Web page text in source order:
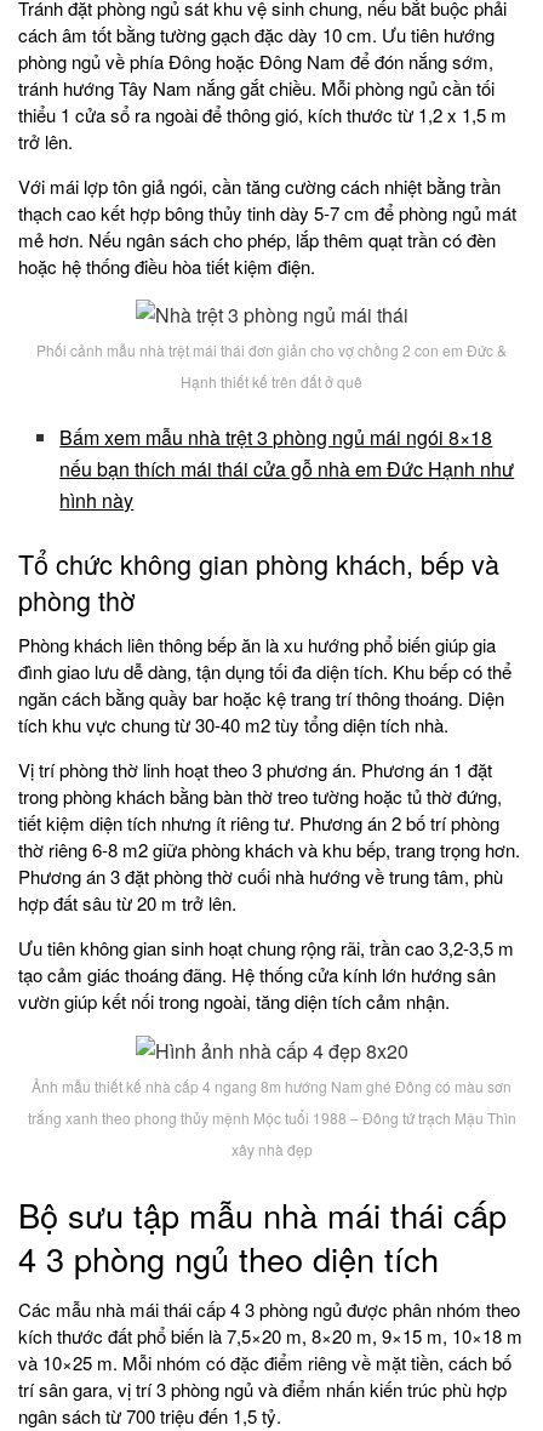
Tránh đặt phòng ngủ sát khu vệ sinh chung, nếu bắt buộc phải
cách âm tốt bằng tường gạch đặc dày 10 cm. Ưu tiên hướng
phòng ngủ về phía Đông hoặc Đông Nam để đón nắng sớm,
tránh hướng Tây Nam nắng gắt chiều. Mỗi phòng ngủ cần tối
thiểu 1 cửa sổ ra ngoài để thông gió, kích thước từ 1,2 x 1,5 m
trở lên.
Với mái lợp tôn giả ngói, cần tăng cường cách nhiệt bằng trần
thạch cao kết hợp bông thủy tinh dày 5-7 cm để phòng ngủ mát
mẻ hơn. Nếu ngân sách cho phép, lắp thêm quạt trần có đèn
hoặc hệ thống điều hòa tiết kiệm điện.
Phối cảnh mẫu nhà trệt mái thái đơn giản cho vợ chồng 2 con em Đức &
Hạnh thiết kế trên đất ở quê
Bấm xem mẫu nhà trệt 3 phòng ngủ mái ngói 8×18
nếu bạn thích mái thái cửa gỗ nhà em Đức Hạnh như
hình này
Tổ chức không gian phòng khách, bếp và
phòng thờ
Phòng khách liên thông bếp ăn là xu hướng phổ biến giúp gia
đình giao lưu dễ dàng, tận dụng tối đa diện tích. Khu bếp có thể
ngăn cách bằng quầy bar hoặc kệ trang trí thông thoáng. Diện
tích khu vực chung từ 30-40 m2 tùy tổng diện tích nhà.
Vị trí phòng thờ linh hoạt theo 3 phương án. Phương án 1 đặt
trong phòng khách bằng bàn thờ treo tường hoặc tủ thờ đứng,
tiết kiệm diện tích nhưng ít riêng tư. Phương án 2 bố trí phòng
thờ riêng 6-8 m2 giữa phòng khách và khu bếp, trang trọng hơn.
Phương án 3 đặt phòng thờ cuối nhà hướng về trung tâm, phù
hợp đất sâu từ 20 m trở lên.
Ưu tiên không gian sinh hoạt chung rộng rãi, trần cao 3,2-3,5 m
tạo cảm giác thoáng đãng. Hệ thống cửa kính lớn hướng sân
vườn giúp kết nối trong ngoài, tăng diện tích cảm nhận.
Ảnh mẫu thiết kế nhà cấp 4 ngang 8m hướng Nam ghé Đông có màu sơn
trắng xanh theo phong thủy mệnh Mộc tuổi 1988 – Đông tứ trạch Mậu Thìn
xây nhà đẹp
Bộ sưu tập mẫu nhà mái thái cấp
4 3 phòng ngủ theo diện tích
Các mẫu nhà mái thái cấp 4 3 phòng ngủ được phân nhóm theo
kích thước đất phổ biến là 7,5×20 m, 8×20 m, 9×15 m, 10×18 m
và 10×25 m. Mỗi nhóm có đặc điểm riêng về mặt tiền, cách bố
trí sân gara, vị trí 3 phòng ngủ và điểm nhấn kiến trúc phù hợp
ngân sách từ 700 triệu đến 1,5 tỷ.